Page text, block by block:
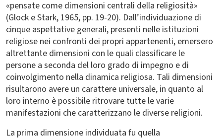
«pensate come dimensioni centrali della religiosità»
(Glock e Stark, 1965, pp. 19-20). Dall’individuazione di
cinque aspettative generali, presenti nelle istituzioni
religiose nei confronti dei propri appartenenti, emersero
altrettante dimensioni con le quali classificare le
persone a seconda del loro grado di impegno e di
coinvolgimento nella dinamica religiosa. Tali dimensioni
risultarono avere un carattere universale, in quanto al
loro interno è possibile ritrovare tutte le varie
manifestazioni che caratterizzano le diverse religioni.
La prima dimensione individuata fu quella